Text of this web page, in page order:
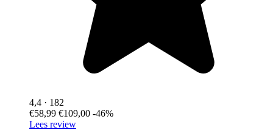
4,4 · 182
€58,99 €109,00 -46%
Lees review